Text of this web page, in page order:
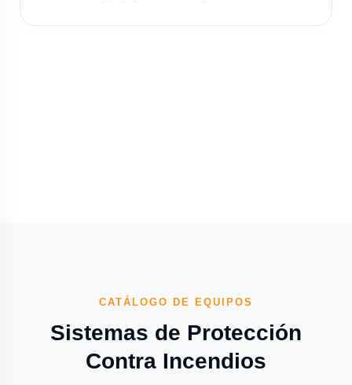
CATÁLOGO DE EQUIPOS
Sistemas de Protección
Contra Incendios